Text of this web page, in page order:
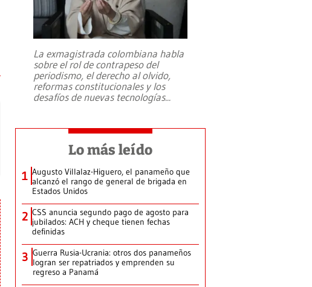
La exmagistrada colombiana habla
sobre el rol de contrapeso del
periodismo, el derecho al olvido,
reformas constitucionales y los
desafíos de nuevas tecnologías...
Lo más leído
1 Augusto Villalaz-Higuero, el panameño que
alcanzó el rango de general de brigada en
Estados Unidos
2 CSS anuncia segundo pago de agosto para
jubilados: ACH y cheque tienen fechas
definidas
3 Guerra Rusia-Ucrania: otros dos panameños
logran ser repatriados y emprenden su
regreso a Panamá